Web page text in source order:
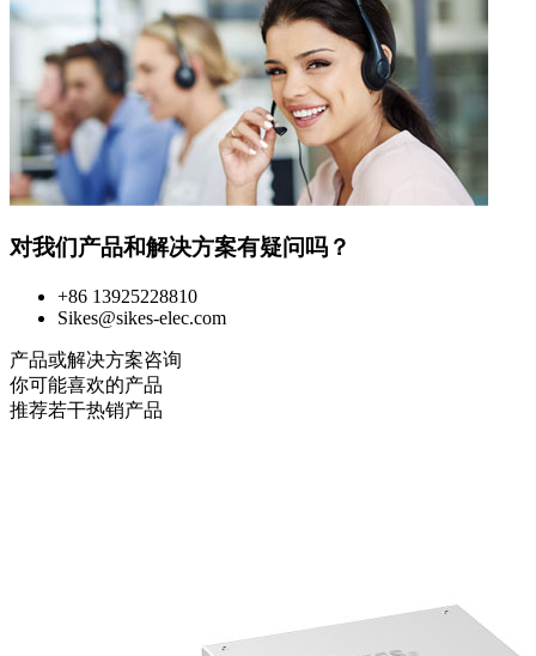
对我们产品和解决方案有疑问吗？
+86 13925228810
Sikes@sikes-elec.com
产品或解决方案咨询
你可能喜欢的产品
推荐若干热销产品